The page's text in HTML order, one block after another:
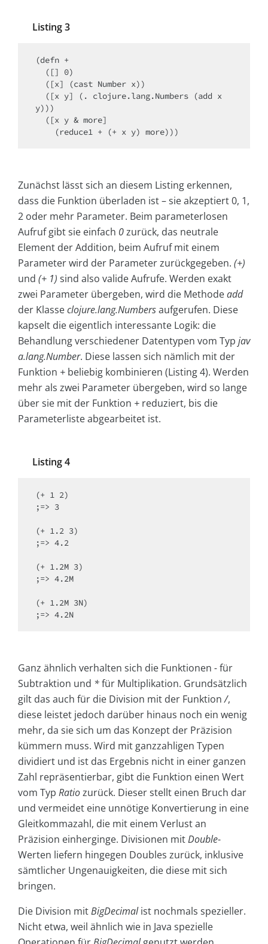
Listing 3
(defn +
y)))
    (reduce1 + (+ x y) more)))
Zunächst lässt sich an diesem Listing erkennen,
dass die Funktion überladen ist – sie akzeptiert 0, 1,
2 oder mehr Parameter. Beim parameterlosen
Aufruf gibt sie einfach 0zurück, das neutrale
Element der Addition, beim Aufruf mit einem
Parameter wird der Parameter zurückgegeben. (+)
und (+ 1) sind also valide Aufrufe. Werden exakt
zwei Parameter übergeben, wird die Methodeadd
der Klasseclojure.lang.Numbersaufgerufen. Diese
kapselt die eigentlich interessante Logik: die
Behandlung verschiedener Datentypen vom Typ jav
a.lang.Number. Diese lassen sich nämlich mit der
Funktion + beliebig kombinieren (Listing 4). Werden
mehr als zwei Parameter übergeben, wird so lange
über sie mit der Funktion + reduziert, bis die
Parameterliste abgearbeitet ist.
Listing 4
(+ 1 2)
;=> 3
(+ 1.2 3)
;=> 4.2
(+ 1.2M 3)
;=> 4.2M
(+ 1.2M 3N)
;=> 4.2N
Ganz ähnlich verhalten sich die Funktionen -für
Subtraktion und *für Multiplikation. Grundsätzlich
gilt das auch für die Division mit der Funktion/,
diese leistet jedoch darüber hinaus noch ein wenig
mehr, da sie sich um das Konzept der Präzision
kümmern muss. Wird mit ganzzahligen Typen
dividiert und ist das Ergebnis nicht in einer ganzen
Zahl repräsentierbar, gibt die Funktion einen Wert
vom Typ Ratiozurück. Dieser stellt einen Bruch dar
und vermeidet eine unnötige Konvertierung in eine
Gleitkommazahl, die mit einem Verlust an
Präzision einherginge. Divisionen mitDouble-
Werten liefern hingegen Doubles zurück, inklusive
sämtlicher Ungenauigkeiten, die diese mit sich
bringen.
Die Division mitBigDecimalist nochmals spezieller.
Nicht etwa, weil ähnlich wie in Java spezielle